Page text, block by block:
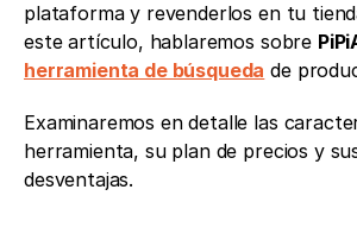
plataforma y revenderlos en tu
este artículo, hablaremos sobre
herramienta de búsqueda de
Examinaremos en detalle las
herramienta, su plan de precios y
desventajas.